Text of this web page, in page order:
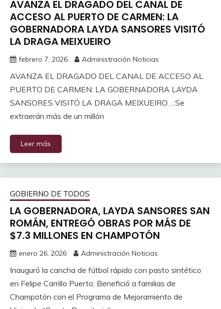
AVANZA EL DRAGADO DEL CANAL DE
ACCESO AL PUERTO DE CARMEN: LA
GOBERNADORA LAYDA SANSORES VISITÓ
LA DRAGA MEIXUEIRO
febrero 7, 2026 Administración Noticias
AVANZA EL DRAGADO DEL CANAL DE ACCESO AL
PUERTO DE CARMEN: LA GOBERNADORA LAYDA
SANSORES VISITÓ LA DRAGA MEIXUEIRO …Se
extraerán más de un millón
Leer más
GOBIERNO DE TODOS
LA GOBERNADORA, LAYDA SANSORES SAN
ROMÁN, ENTREGÓ OBRAS POR MÁS DE
$7.3 MILLONES EN CHAMPOTÓN
enero 26, 2026 Administración Noticias
Inauguró la cancha de fútbol rápido con pasto sintético
en Felipe Carrillo Puerto; ⁠Benefició a familias de
Champotón con el Programa de Mejoramiento de